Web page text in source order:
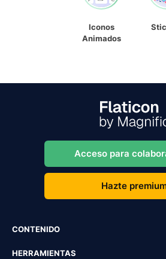
Iconos
Animados
Acceso para
Hazte
CONTENIDO
HERRAMIENTAS